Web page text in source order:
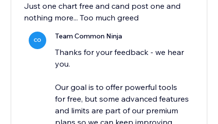
Just one chart free and cand post one and
nothing more... Too much greed
CO Team Common Ninja
Thanks for your feedback - we hear
you.
Our goal is to offer powerful tools
for free, but some advanced features
and limits are part of our premium